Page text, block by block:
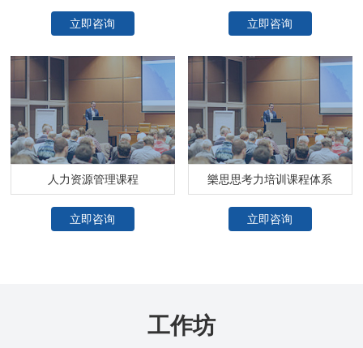
立即咨询 立即咨询
人力资源管理课程
立即咨询
樂思思考力培训课程体系
立即咨询
工作坊